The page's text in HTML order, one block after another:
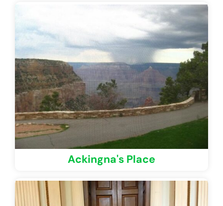
Ackingna's Place